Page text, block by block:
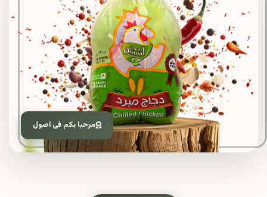
مرحبا بكم فى اصول